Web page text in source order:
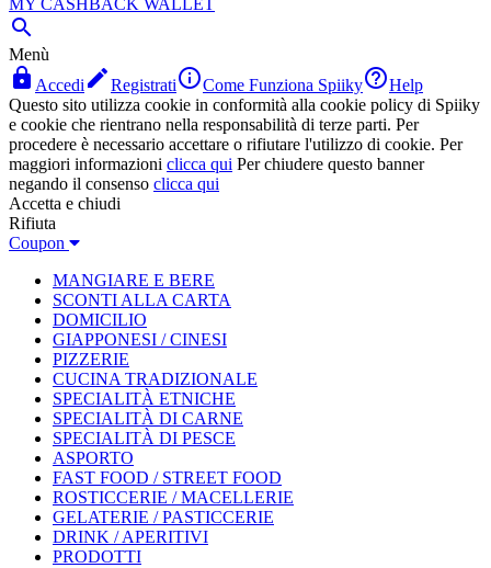
MY CASHBACK WALLET

Menù
 AccediRegistratiCome Funziona SpiikyHelp
Questo sito utilizza cookie in conformità alla cookie policy di Spiiky
e cookie che rientrano nella responsabilità di terze parti. Per
procedere è necessario accettare o rifiutare l'utilizzo di cookie. Per
maggiori informazioni clicca qui Per chiudere questo banner
negando il consenso clicca qui
Accetta e chiudi
Rifiuta
Coupon
MANGIARE E BERE
SCONTI ALLA CARTA
DOMICILIO
GIAPPONESI / CINESI
PIZZERIE
CUCINA TRADIZIONALE
SPECIALITÀ ETNICHE
SPECIALITÀ DI CARNE
SPECIALITÀ DI PESCE
ASPORTO
FAST FOOD / STREET FOOD
ROSTICCERIE / MACELLERIE
GELATERIE / PASTICCERIE
DRINK / APERITIVI
PRODOTTI